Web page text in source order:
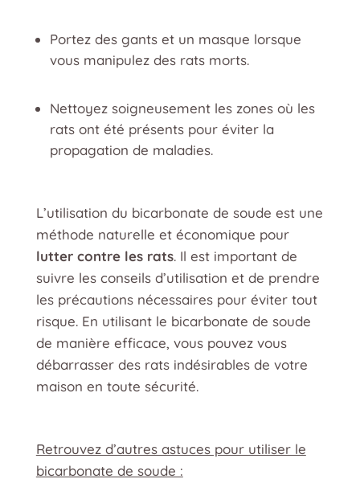
Portez des gants et un masque lorsque
vous manipulez des rats morts.
Nettoyez soigneusement les zones où les
rats ont été présents pour éviter la
propagation de maladies.
L’utilisation du bicarbonate de soude est une
méthode naturelle et économique pour
lutter contre les rats. Il est important de
suivre les conseils d’utilisation et de prendre
les précautions nécessaires pour éviter tout
risque. En utilisant le bicarbonate de soude
de manière efficace, vous pouvez vous
débarrasser des rats indésirables de votre
maison en toute sécurité.
Retrouvez d’autres astuces pour utiliser le
bicarbonate de soude :